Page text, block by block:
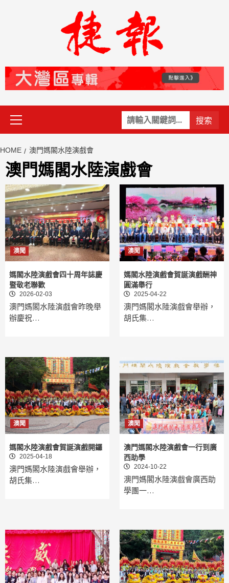
關
鍵
Primary
Menu
HOME 澳門媽閣水陸演戲會
澳門媽閣水陸演戲會
澳聞
媽閣水陸演戲會四十周年誌慶
暨敬老聯歡
2026-02-03
澳門媽閣水陸演戲會昨晚舉
辦慶祝…
澳聞
媽閣水陸演戲會賀誕演戲酬神
圓滿舉行
2025-04-22
澳門媽閣水陸演戲會舉辦，
胡氏集…
澳聞
媽閣水陸演戲會賀誕演戲開鑼
2025-04-18
澳門媽閣水陸演戲會舉辦，
胡氏集…
澳聞
澳門媽閣水陸演戲會一行到廣
西助學
2024-10-22
澳門媽閣水陸演戲會廣西助
學團一…